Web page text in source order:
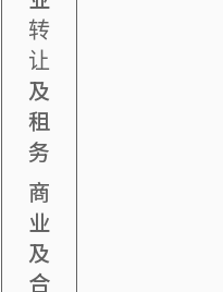
转
让
及
租
务
商
业
及
合